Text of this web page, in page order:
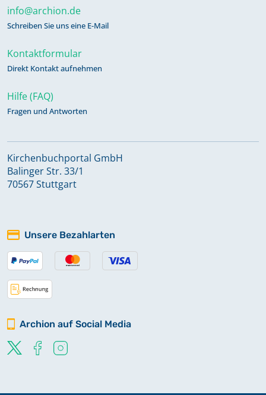
info@archion.de
Schreiben Sie uns eine E-Mail
Kontaktformular
Direkt Kontakt aufnehmen
Hilfe (FAQ)
Fragen und Antworten
Kirchenbuchportal GmbH
Balinger Str. 33/1
70567 Stuttgart
Unsere Bezahlarten
Archion auf Social Media